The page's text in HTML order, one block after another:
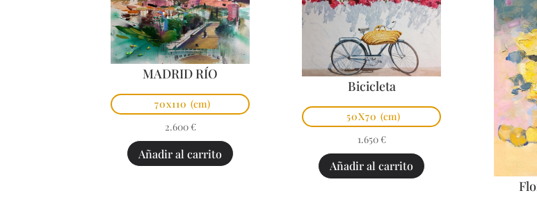
MADRID RÍO
70x110 (cm)
2.600 €
Añadir al carrito
Bicicleta
50X70 (cm)
1.650 €
Añadir al carrito